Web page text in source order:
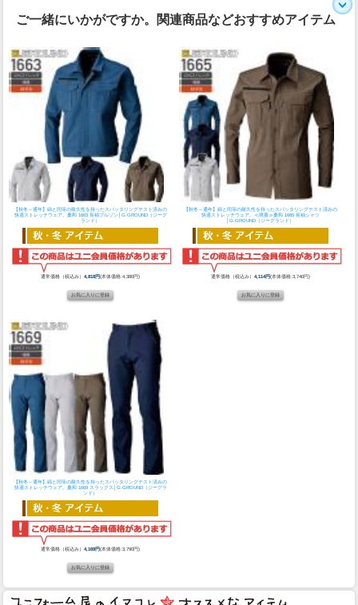
ご一緒にいかがですか。関連商品などおすすめアイテム
【秋冬～通年】綿と同等の耐久性を持ったスパッタリングテスト済みの
快適ストレッチウェア。 桑和 1663 長袖ブルゾン│G.GROUND（ジーグ
ランド）
通常価格（税込み）4,818円(本体価格:4,380円)
【秋冬～通年】綿と同等の耐久性を持ったスパッタリングテスト済みの
快適ストレッチウェア。 ≪廃番≫桑和 1665 長袖シャツ
│G.GROUND（ジーグランド）
通常価格（税込み） 4,114円(本体価格:3,740円)
【秋冬～通年】綿と同等の耐久性を持ったスパッタリングテスト済みの
快適ストレッチウェア。 桑和 1669 スラックス│G.GROUND（ジーグラ
ンド）
通常価格（税込み）4,169円(本体価格:3,790円)